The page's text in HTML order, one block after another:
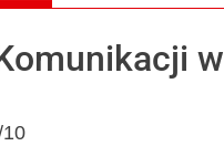
w
10